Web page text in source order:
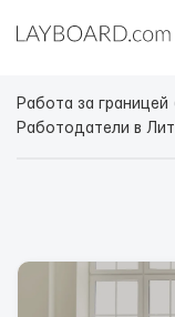
Работа за границей
Работодатели в